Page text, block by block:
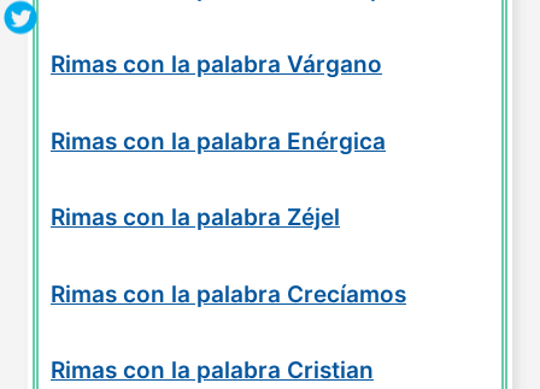
Rimas con la palabra Várgano
Rimas con la palabra Enérgica
Rimas con la palabra Zéjel
Rimas con la palabra Crecíamos
Rimas con la palabra Cristian